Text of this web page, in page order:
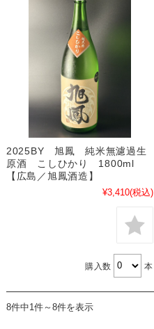
2025BY 旭鳳 純米無濾過生
原酒 こしひかり 1800ml
【広島／旭鳳酒造】
¥3,410(税込)
購入数 本
8件中1件～8件を表示